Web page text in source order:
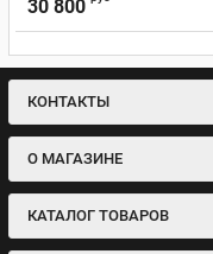
30 800
КОНТАКТЫ
О МАГАЗИНЕ
КАТАЛОГ ТОВАРОВ